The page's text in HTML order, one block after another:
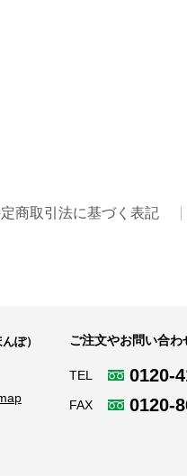
商取引法に基づく表記
ぽ） ご注文やお問い合
TEL 0120-
FAX 0120-